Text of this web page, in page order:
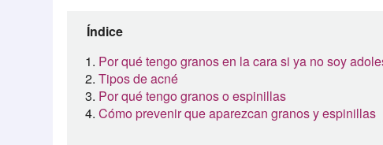
Índice
Por qué tengo granos en la cara si ya no soy
Tipos de acné
Por qué tengo granos o espinillas
Cómo prevenir que aparezcan granos y espinillas